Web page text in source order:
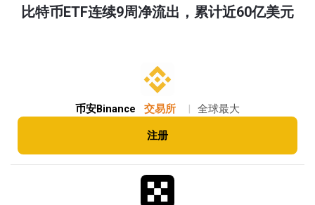
最比特币ETF连续9周净流出，累计近60亿美元
币安Binance 交易所 全球最大
注册